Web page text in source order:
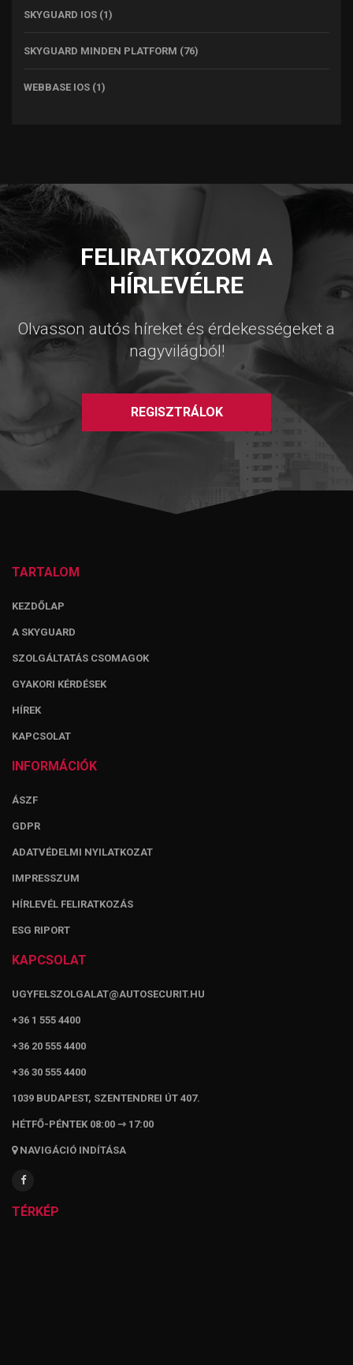
SKYGUARD IOS (1)
SKYGUARD MINDEN PLATFORM (76)
WEBBASE IOS (1)
FELIRATKOZOM A
HÍRLEVÉLRE
Olvasson autós híreket és érdekességeket a
nagyvilágból!
REGISZTRÁLOK
TARTALOM
KEZDŐLAP
A SKYGUARD
SZOLGÁLTATÁS CSOMAGOK
GYAKORI KÉRDÉSEK
HÍREK
KAPCSOLAT
INFORMÁCIÓK
ÁSZF
GDPR
ADATVÉDELMI NYILATKOZAT
IMPRESSZUM
HÍRLEVÉL FELIRATKOZÁS
ESG RIPORT
KAPCSOLAT
UGYFELSZOLGALAT@AUTOSECURIT.HU
+36 1 555 4400
+36 20 555 4400
+36 30 555 4400
1039 BUDAPEST, SZENTENDREI ÚT 407.
HÉTFŐ-PÉNTEK 08:00 ⇾ 17:00
NAVIGÁCIÓ INDÍTÁSA
TÉRKÉP